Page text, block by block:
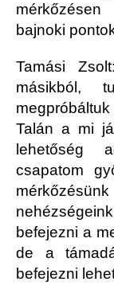
bajnoki
Tamási
másikból,
Talán a mi
lehetőség
csapatom
befejezni a
de a
befejezni